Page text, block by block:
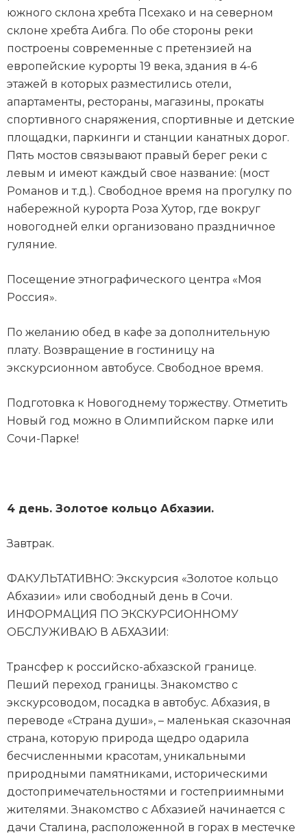
южного склона хребта Псехако и на северном
склоне хребта Аибга. По обе стороны реки
построены современные с претензией на
европейские курорты 19 века, здания в 4-6
этажей в которых разместились отели,
апартаменты, рестораны, магазины, прокаты
спортивного снаряжения, спортивные и детские
площадки, паркинги и станции канатных дорог.
Пять мостов связывают правый берег реки с
левым и имеют каждый свое название: (мост
Романов и т.д.). Свободное время на прогулку по
набережной курорта Роза Хутор, где вокруг
новогодней елки организовано праздничное
гуляние.
Посещение этнографического центра «Моя
Россия».
По желанию обед в кафе за дополнительную
плату. Возвращение в гостиницу на
экскурсионном автобусе. Свободное время.
Подготовка к Новогоднему торжеству. Отметить
Новый год можно в Олимпийском парке или
Сочи-Парке!
4 день. Золотое кольцо Абхазии.
Завтрак.
ФАКУЛЬТАТИВНО: Экскурсия «Золотое кольцо
Абхазии» или свободный день в Сочи.
ИНФОРМАЦИЯ ПО ЭКСКУРСИОННОМУ
ОБСЛУЖИВАЮ В АБХАЗИИ:
Трансфер к российско-абхазской границе.
Пеший переход границы. Знакомство с
экскурсоводом, посадка в автобус. Абхазия, в
переводе «Страна души», – маленькая сказочная
страна, которую природа щедро одарила
бесчисленными красотам, уникальными
природными памятниками, историческими
достопримечательностями и гостеприимными
жителями. Знакомство с Абхазией начинается с
дачи Сталина, расположенной в горах в местечке